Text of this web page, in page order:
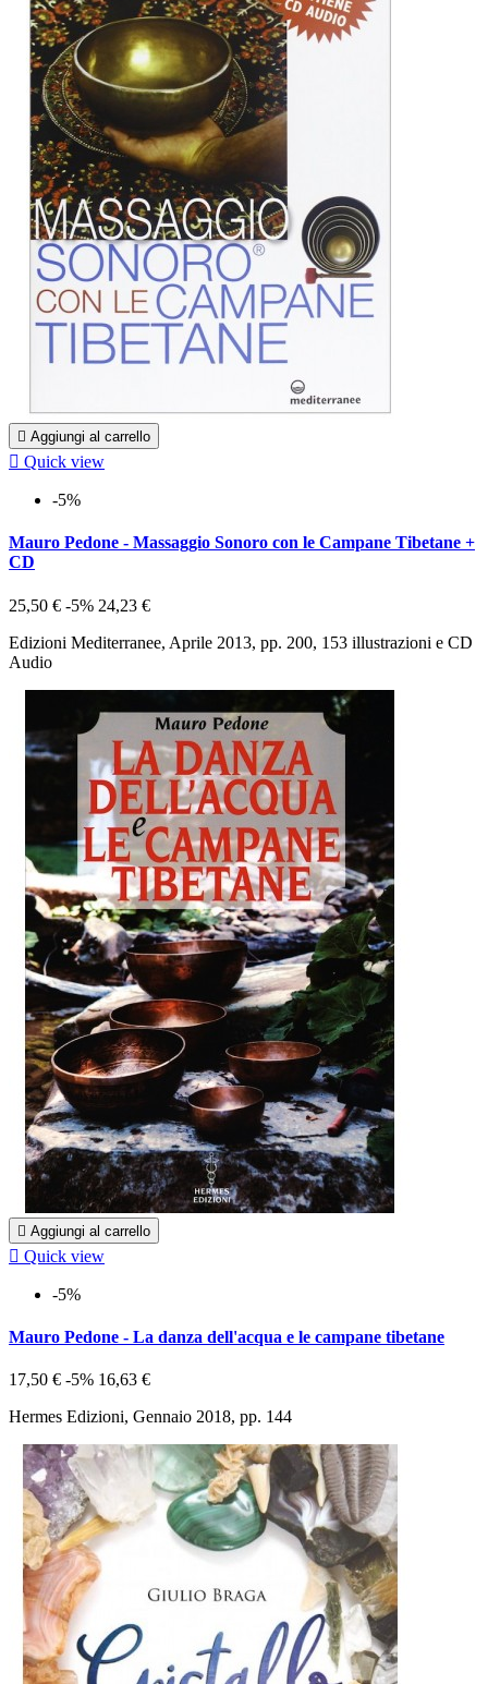
 Aggiungi al carrello
 Quick view
-5%
Mauro Pedone - Massaggio Sonoro con le Campane Tibetane +
CD
25,50 € -5% 24,23 €
Edizioni Mediterranee, Aprile 2013, pp. 200, 153 illustrazioni e CD
Audio
 Aggiungi al carrello
 Quick view
-5%
Mauro Pedone - La danza dell'acqua e le campane tibetane
17,50 € -5% 16,63 €
Hermes Edizioni, Gennaio 2018, pp. 144